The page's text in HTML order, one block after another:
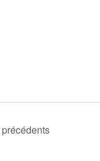
précédents